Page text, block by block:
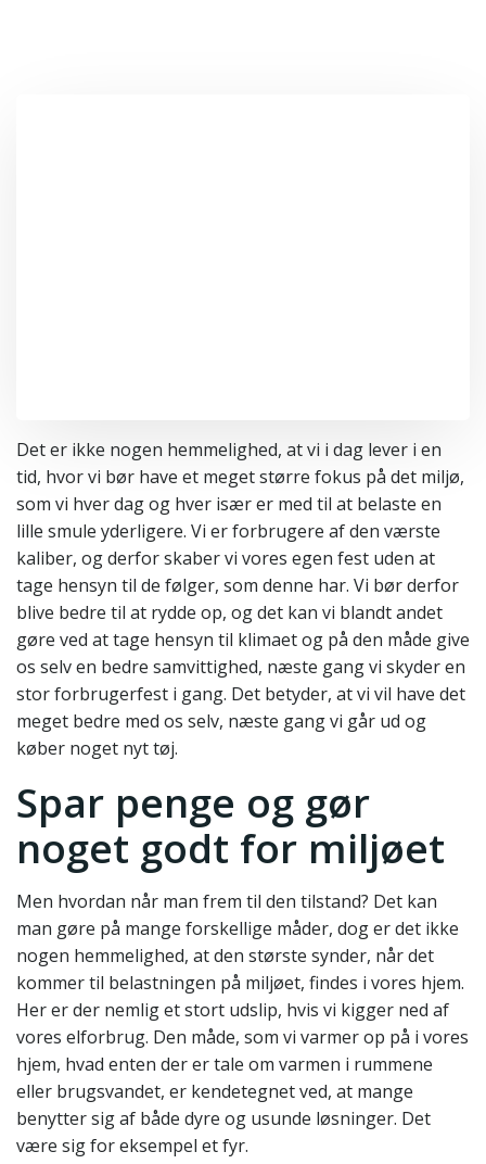
Det er ikke nogen hemmelighed, at vi i dag lever i en
tid, hvor vi bør have et meget større fokus på det miljø,
som vi hver dag og hver især er med til at belaste en
lille smule yderligere. Vi er forbrugere af den værste
kaliber, og derfor skaber vi vores egen fest uden at
tage hensyn til de følger, som denne har. Vi bør derfor
blive bedre til at rydde op, og det kan vi blandt andet
gøre ved at tage hensyn til klimaet og på den måde give
os selv en bedre samvittighed, næste gang vi skyder en
stor forbrugerfest i gang. Det betyder, at vi vil have det
meget bedre med os selv, næste gang vi går ud og
køber noget nyt tøj.
Spar penge og gør
noget godt for miljøet
Men hvordan når man frem til den tilstand? Det kan
man gøre på mange forskellige måder, dog er det ikke
nogen hemmelighed, at den største synder, når det
kommer til belastningen på miljøet, findes i vores hjem.
Her er der nemlig et stort udslip, hvis vi kigger ned af
vores elforbrug. Den måde, som vi varmer op på i vores
hjem, hvad enten der er tale om varmen i rummene
eller brugsvandet, er kendetegnet ved, at mange
benytter sig af både dyre og usunde løsninger. Det
være sig for eksempel et fyr.